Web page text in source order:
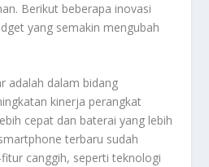
Berikut beberapa inovasi
yang semakin mengubah
adalah dalam bidang
kinerja perangkat
cepat dan baterai yang lebih
terbaru sudah
canggih, seperti teknologi